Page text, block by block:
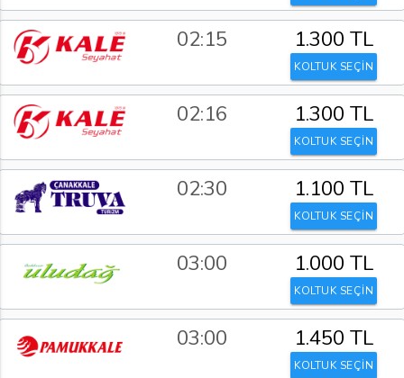
02:15 1.300 TL
KOLTUK SEÇİN
02:16 1.300 TL
KOLTUK SEÇİN
02:30 1.100 TL
KOLTUK SEÇİN
03:00 1.000 TL
KOLTUK SEÇİN
03:00 1.450 TL
KOLTUK SEÇİN